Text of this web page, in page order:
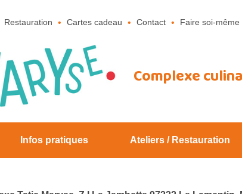
Restauration Cartes cadeau Contact Faire soi-même
Complexe
Infos pratiques Ateliers / Restauration